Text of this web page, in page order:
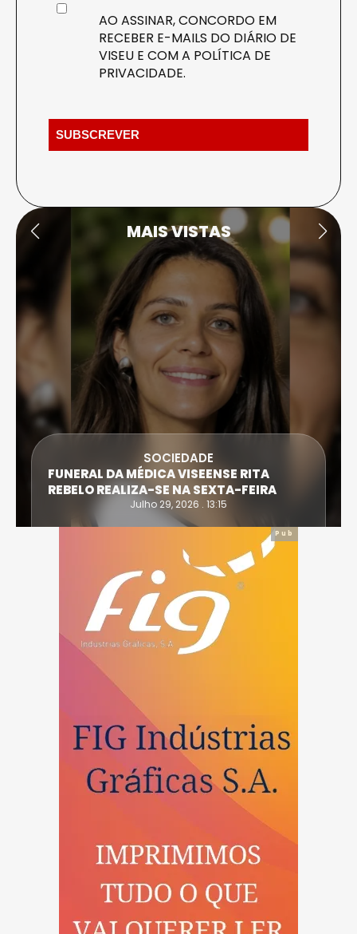
AO ASSINAR, CONCORDO EM
RECEBER E-MAILS DO DIÁRIO DE
VISEU E COM A POLÍTICA DE
PRIVACIDADE.
MAIS VISTAS
ATLETA DE CASTRO DAIRE SUPERA PROVA
EXTREMA DO TRIATLO E TORNA-SE
IRONWOMAN
Julho 28, 2026 . 16:14
Pub